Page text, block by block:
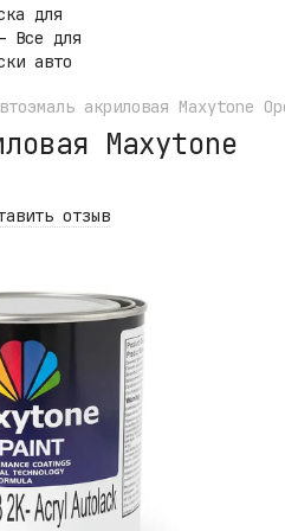
акриловая Maxytone
Maxytone
отзыв